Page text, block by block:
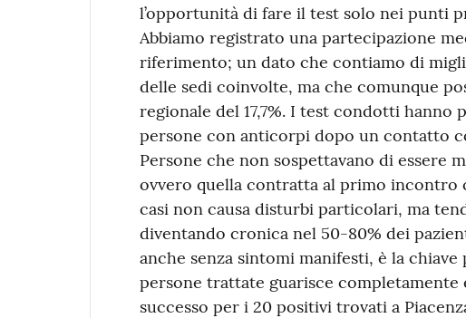
l’opportunità di fare il test solo nei punti
Abbiamo registrato una partecipazione
riferimento; un dato che contiamo di
delle sedi coinvolte, ma che comunque
regionale del 17,7%. I test condotti hanno
persone con anticorpi dopo un contatto
Persone che non sospettavano di essere
ovvero quella contratta al primo incontro
casi non causa disturbi particolari, ma
diventando cronica nel 50-80% dei
anche senza sintomi manifesti, è la
persone trattate guarisce completamente
successo per i 20 positivi trovati a